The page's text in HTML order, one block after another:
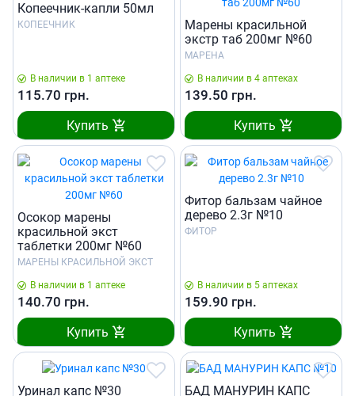
Копеечник-капли 50мл
КОПЕЕЧНИК
В наличии в 1 аптеке
115.70 грн.
Купить
Марены красильной
экстр таб 200мг №60
МАРЕНА
В наличии в 4 аптеках
139.50 грн.
Купить
Осокор марены
красильной экст
таблетки 200мг №60
МАРЕНЫ КРАСИЛЬНОЙ ЭКСТ
В наличии в 1 аптеке
140.70 грн.
Купить
Фитор бальзам чайное
дерево 2.3г №10
ФИТОР
В наличии в 5 аптеках
159.90 грн.
Купить
Уринал капс №30
БАД МАНУРИН КАПС